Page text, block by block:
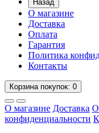
Назад
О магазине
Доставка
Оплата
Гарантия
Политика
Контакты
Корзинапокупок: 0
О магазине Доставка
конфиденциальности